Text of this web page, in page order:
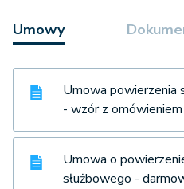
Umowy
Umowa powierzenia
- wzór z omówieniem
Umowa o
służbowego -